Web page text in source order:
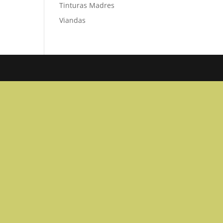
Tinturas Madres
Viandas